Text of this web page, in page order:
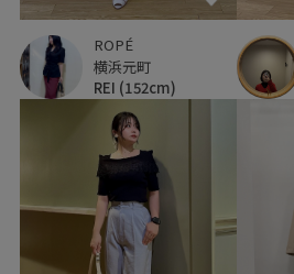
ROPÉ
横浜元町
REI (152cm)